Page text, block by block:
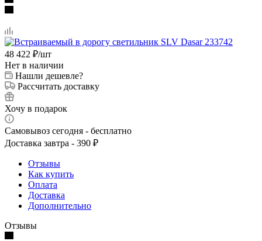
48 422 ₽/шт
Нет в наличии
Нашли дешевле?
Рассчитать доставку
Хочу в подарок
Самовывоз сегодня - бесплатно
Доставка завтра - 390 ₽
Отзывы
Как купить
Оплата
Доставка
Дополнительно
Отзывы